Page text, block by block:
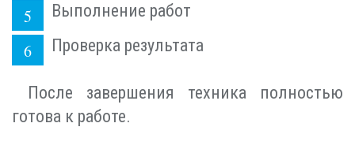
Выполнение работ
Проверка результата
После завершения техника полностью
готова к работе.